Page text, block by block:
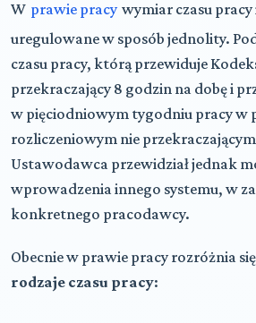
W prawie pracy wymiar czasu pracy
uregulowane w sposób jednolity.
czasu pracy, którą przewiduje
przekraczający 8 godzin na dobę i
w pięciodniowym tygodniu pracy w
rozliczeniowym nie przekraczającym
Ustawodawca przewidział jednak
wprowadzenia innego systemu, w
konkretnego pracodawcy.
Obecnie w prawie pracy rozróżnia
rodzaje czasu pracy: